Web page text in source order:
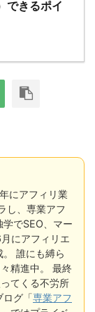
できるポイ
にアフィリ業
し、専業アフ
学でSEO、マー
にアフィリエ
誰にも縛ら
精進中。 最終
てくる不労所
ログ「専業アフ